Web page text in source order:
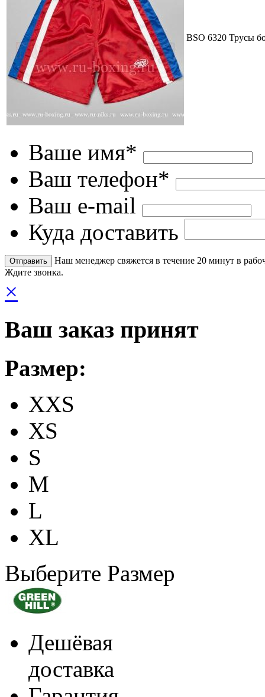
BSO 6320 Трусы
Ваше имя*
Ваш телефон*
Ваш e-mail
Куда доставить
Наш менеджер свяжется в течение 20 минут в
Ждите звонка.
×
Ваш заказ принят
Размер:
XXS
XS
S
M
L
XL
Выберите Размер
Дешёвая
доставка